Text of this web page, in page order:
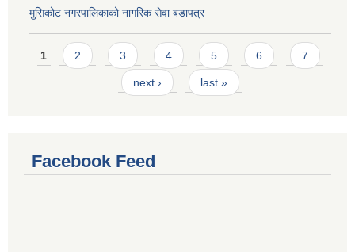
मुसिकोट नगरपालिकाको नागरिक सेवा बडापत्र
Pages
1 2 3 4 5 6 7
next › last »
Facebook Feed